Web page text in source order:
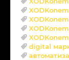
digital